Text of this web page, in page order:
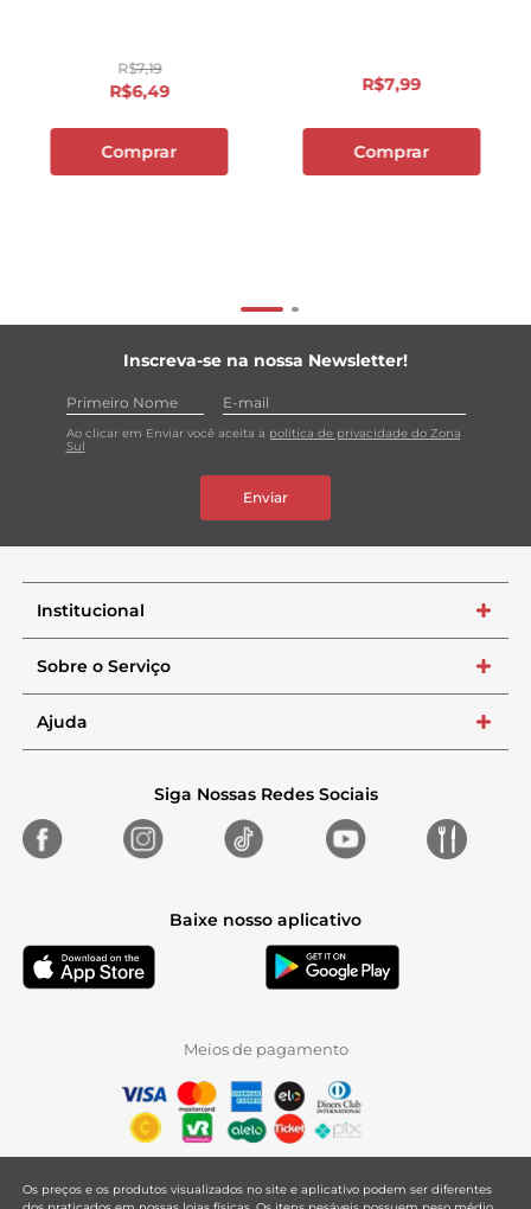
R$7,19
R$6,49
Comprar
R$7,99
Comprar
Inscreva-se na nossa Newsletter!
Ao clicar em Enviar você aceita a política de privacidade do Zona
Sul
Enviar
Institucional +
Sobre o Serviço +
Ajuda +
Siga Nossas Redes Sociais
Baixe nosso aplicativo
Meios de pagamento
Os preços e os produtos visualizados no site e aplicativo podem ser diferentes